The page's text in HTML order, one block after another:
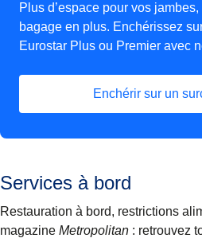
Plus d’espace pour vos
bagage en plus. Enchérissez
Eurostar Plus ou Premier avec
Enchérir sur un
Services à bord
Restauration à bord, restrictions
magazine Metropolitan : retrouvez